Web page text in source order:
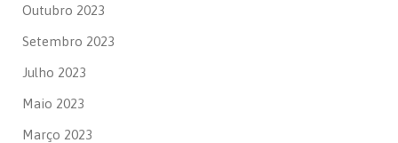
Outubro 2023
Setembro 2023
Julho 2023
Maio 2023
Março 2023